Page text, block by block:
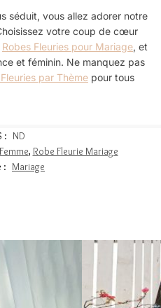
séduit, vous allez adorer notre
votre coup de cœur
Robes Fleuries pour Mariage, et
et féminin. Ne manquez pas
par Thème pour tous
: ND
, Robe Fleurie Mariage
: Mariage